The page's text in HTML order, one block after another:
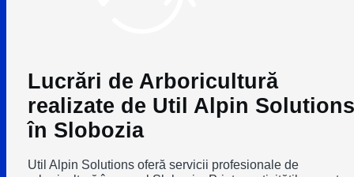
Lucrări de Arboricultură
realizate de Util Alpin Solutions
în Slobozia
Util Alpin Solutions oferă servicii profesionale de